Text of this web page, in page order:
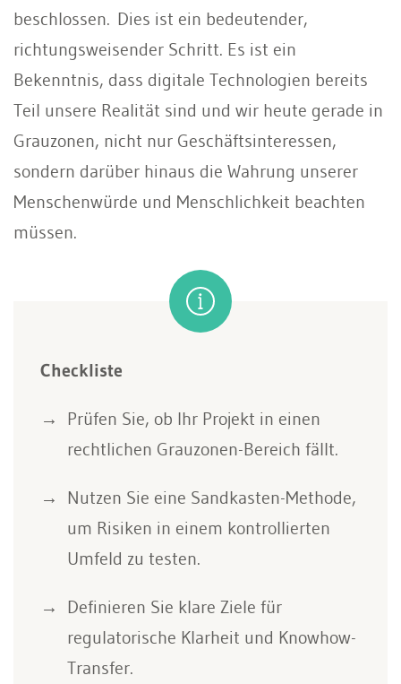
beschlossen. Dies ist ein bedeutender,
richtungsweisender Schritt. Es ist ein
Bekenntnis, dass digitale Technologien bereits
Teil unsere Realität sind und wir heute gerade in
Grauzonen, nicht nur Geschäftsinteressen,
sondern darüber hinaus die Wahrung unserer
Menschenwürde und Menschlichkeit beachten
müssen.
Checkliste
Prüfen Sie, ob Ihr Projekt in einen
rechtlichen Grauzonen-Bereich fällt.
Nutzen Sie eine Sandkasten-Methode,
um Risiken in einem kontrollierten
Umfeld zu testen.
Definieren Sie klare Ziele für
regulatorische Klarheit und Knowhow-
Transfer.